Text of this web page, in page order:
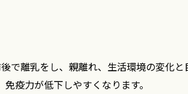
で離乳をし、親離れ、生活環境の変化
免疫力が低下しやすくなります。